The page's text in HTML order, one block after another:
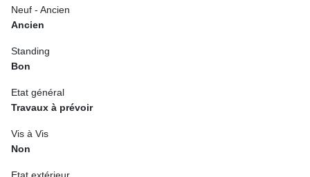
Neuf - Ancien
Ancien
Standing
Bon
Etat général
Travaux à prévoir
Vis à Vis
Non